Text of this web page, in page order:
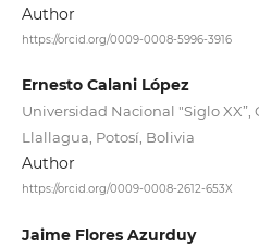
Author
https://orcid.org/0009-0008-5996-3916
Ernesto Calani López
Universidad Nacional "Siglo XX”,
Llallagua, Potosí, Bolivia
Author
https://orcid.org/0009-0008-2612-653X
Jaime Flores Azurduy